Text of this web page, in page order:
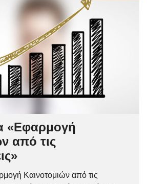
«Εφαρμογή
από τις
Καινοτομιών από τις